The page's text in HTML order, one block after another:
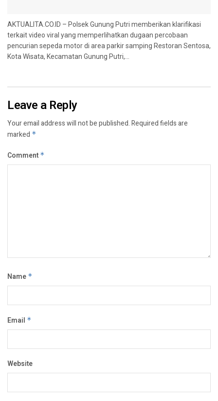
AKTUALITA.CO.ID – Polsek Gunung Putri memberikan klarifikasi
terkait video viral yang memperlihatkan dugaan percobaan
pencurian sepeda motor di area parkir samping Restoran Sentosa,
Kota Wisata, Kecamatan Gunung Putri,...
Leave a Reply
Your email address will not be published.Required fields are
marked *
Comment *
Name *
Email *
Website